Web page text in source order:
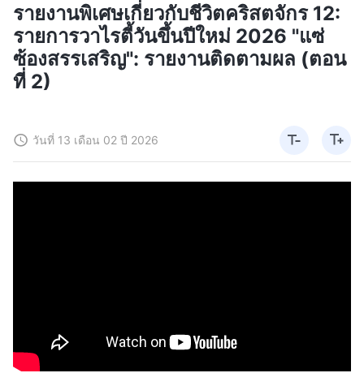
รายงานพิเศษเกี่ยวกับชีวิตคริสตจักร 12:
รายการวาไรตี้วันขึ้นปีใหม่ 2026 "แซ่
ซ้องสรรเสริญ": รายงานติดตามผล (ตอน
ที่ 2)
วันที่ 13 เดือน 02 ปี 2026